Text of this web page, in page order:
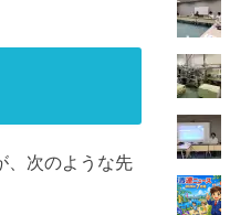
、次のような先